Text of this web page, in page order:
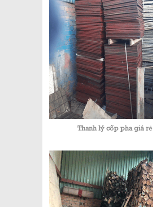
Thanh lý cốp pha giá rẻ